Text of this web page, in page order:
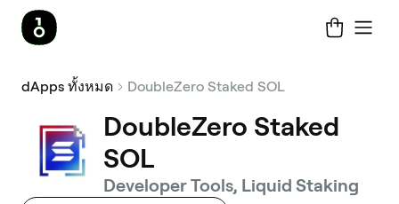
dApps ทั้งหมด DoubleZero Staked SOL
DoubleZero Staked
SOL
Developer Tools, Liquid Staking